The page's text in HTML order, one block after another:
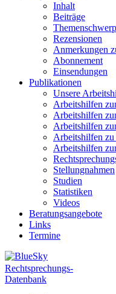
Inhalt
Beiträge
Rezensionen
Anmerkungen
Abonnement
Einsendungen
Publikationen
Unsere
Arbeitshilfen
Arbeitshilfen
Arbeitshilfen
Arbeitshilfen
Arbeitshilfen
Stellungnahmen
Studien
Statistiken
Videos
Beratungsangebote
Links
Termine
Rechtsprechungs-
Datenbank